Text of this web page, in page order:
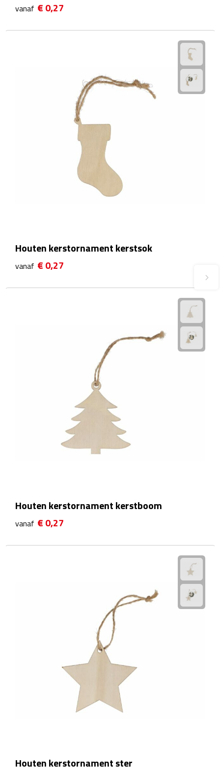
Reisbekers
Thermosbekers
Drinkflessen met karabijnhaak
Glazen & karaffen
Dubbelwandige glazen
Kopjes & Mokken
vanaf € 0,27
Houten kerstornament kerstsok
vanaf € 0,27
Houten kerstornament kerstboom
vanaf € 0,27
Houten kerstornament ster